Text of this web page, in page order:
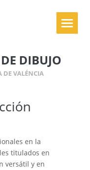
DIBUJO
DE VALÉNCIA
en la
titulados en
versátil y en